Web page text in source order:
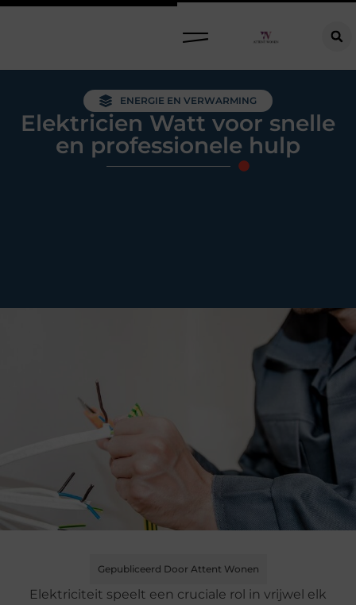
ENERGIE EN VERWARMING
Elektricien Watt voor snelle
en professionele hulp
Gepubliceerd Door Attent Wonen
Elektriciteit speelt een cruciale rol in vrijwel elk